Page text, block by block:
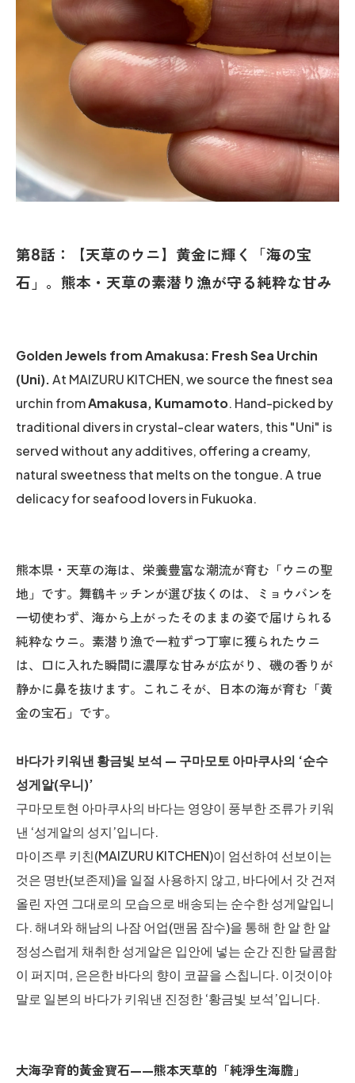
第8話：【天草のウニ】黄金に輝く「海の宝
石」。熊本・天草の素潜り漁が守る純粋な甘み
Golden Jewels from Amakusa: Fresh Sea Urchin
(Uni).At MAIZURU KITCHEN, we source the finest sea
urchin fromAmakusa, Kumamoto. Hand-picked by
traditional divers in crystal-clear waters, this "Uni" is
served without any additives, offering a creamy,
natural sweetness that melts on the tongue. A true
delicacy for seafood lovers in Fukuoka.
熊本県・天草の海は、栄養豊富な潮流が育む「ウニの聖
地」です。舞鶴キッチンが選び抜くのは、ミョウバンを
一切使わず、海から上がったそのままの姿で届けられる
純粋なウニ。素潜り漁で一粒ずつ丁寧に獲られたウニ
は、口に入れた瞬間に濃厚な甘みが広がり、磯の香りが
静かに鼻を抜けます。これこそが、日本の海が育む「黄
金の宝石」です。
바다가 키워낸 황금빛 보석 — 구마모토 아마쿠사의 ‘순수
성게알(우니)’
구마모토현 아마쿠사의 바다는 영양이 풍부한 조류가 키워
낸 ‘성게알의 성지’입니다.
마이즈루 키친(MAIZURU KITCHEN)이 엄선하여 선보이는
것은 명반(보존제)을 일절 사용하지 않고, 바다에서 갓 건져
올린 자연 그대로의 모습으로 배송되는 순수한 성게알입니
다. 해녀와 해남의 나잠 어업(맨몸 잠수)을 통해 한 알 한 알
정성스럽게 채취한 성게알은 입안에 넣는 순간 진한 달콤함
이 퍼지며, 은은한 바다의 향이 코끝을 스칩니다. 이것이야
말로 일본의 바다가 키워낸 진정한 ‘황금빛 보석’입니다.
大海孕育的黃金寶石——熊本天草的「純淨生海膽」